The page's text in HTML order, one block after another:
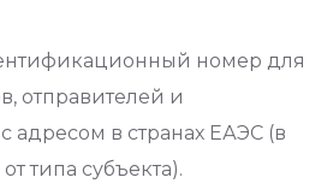
номер для
отправителей и
адресом в странах ЕАЭС (в
типа субъекта).